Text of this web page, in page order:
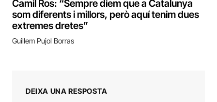
Camil Ros: “Sempre diem que a Catalunya
som diferents i millors, però aquí tenim dues
extremes dretes”
Guillem Pujol Borras
DEIXA UNA RESPOSTA